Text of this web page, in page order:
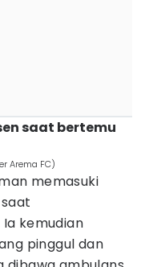
saat bertemu
Arema FC)
memasuki
kemudian
pinggul dan